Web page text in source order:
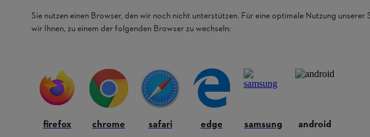
STIHL.
Sie nutzen einen Browser, den wir noch nicht unterstützen. Für eine optimale Nutzung unserer
wir Ihnen, zu einem der folgenden Browser zu wechseln:
firefox chrome safari edge samsung android